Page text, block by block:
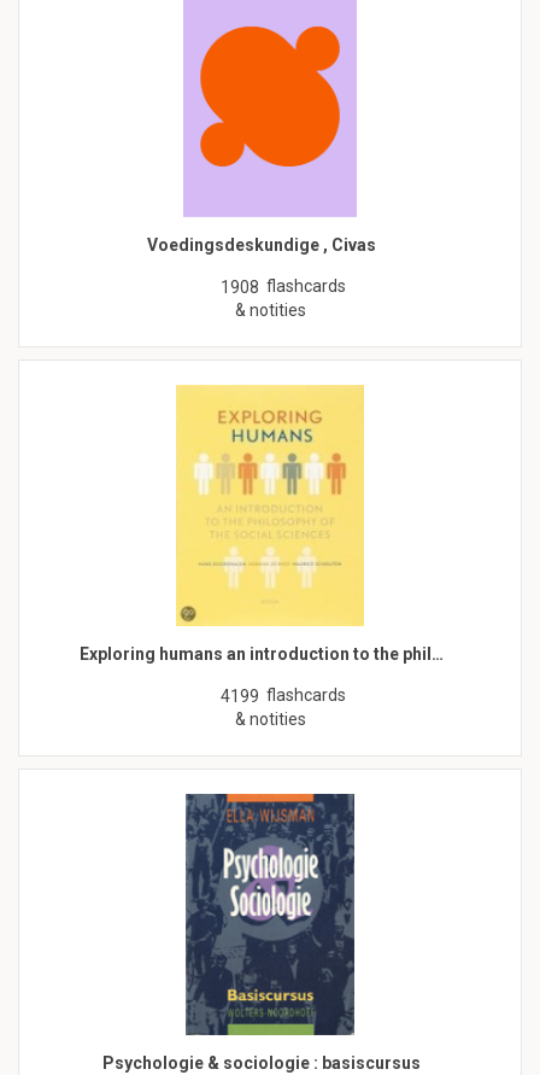
Voedingsdeskundige , Civas
1908 flashcards
& notities
Exploring humans an introduction to the phil…
4199 flashcards
& notities
Psychologie & sociologie : basiscursus